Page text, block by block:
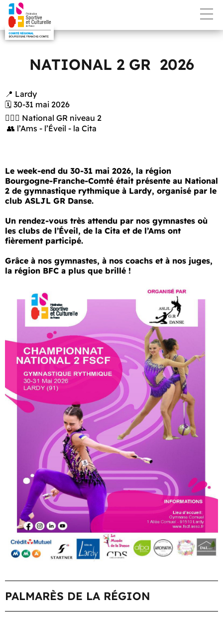
NATIONAL 2 GR 2026
📍 Lardy
🗓️ 30-31 mai 2026
🤸🏼‍♂️ National GR niveau 2
👥 l’Ams - l’Éveil - la Cita
Le week-end du 30-31 mai 2026, la région
Bourgogne-Franche-Comté était présente au National
2 de gymnastique rythmique à Lardy, organisé par le
club ASLJL GR Danse.
Un rendez-vous très attendu par nos gymnastes où
les clubs de l’Éveil, de la Cita et de l’Ams ont
fièrement participé.
Grâce à nos gymnastes, à nos coachs et à nos juges,
la région BFC a plus que brillé !
PALMARÈS DE LA RÉGION